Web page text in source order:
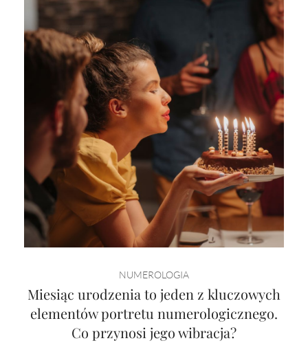
NUMEROLOGIA
Miesiąc urodzenia to jeden z kluczowych
elementów portretu numerologicznego.
Co przynosi jego wibracja?